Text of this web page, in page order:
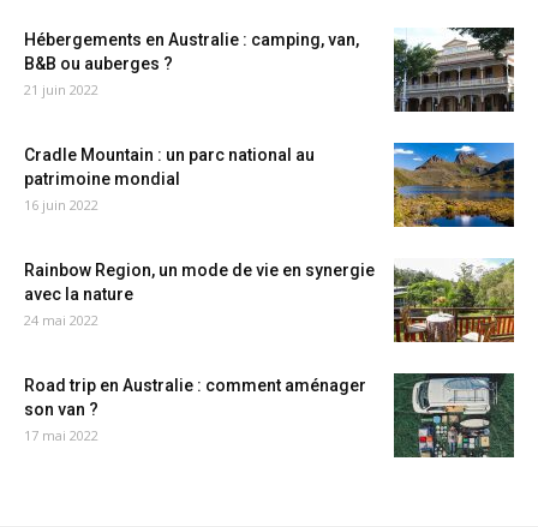
Hébergements en Australie : camping, van,
B&B ou auberges ?
21 juin 2022
Cradle Mountain : un parc national au
patrimoine mondial
16 juin 2022
Rainbow Region, un mode de vie en synergie
avec la nature
24 mai 2022
Road trip en Australie : comment aménager
son van ?
17 mai 2022